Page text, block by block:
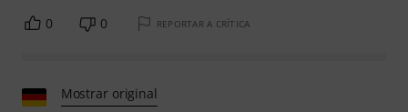
0 0 REPORTAR A CRÍTICA
Mostrar original